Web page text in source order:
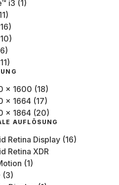
i3 (1)
x 1600 (18)
x 1664 (17)
x 1864 (20)
AUFLÖSUNG
Retina Display (16)
Retina XDR
(1)
(3)